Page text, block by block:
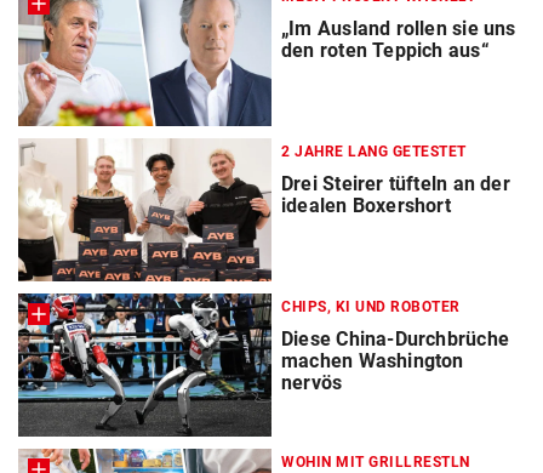
„Im Ausland rollen sie uns
den roten Teppich aus“
2 JAHRE LANG GETESTET
Drei Steirer tüfteln an der
idealen Boxershort
CHIPS, KI UND ROBOTER
Diese China-Durchbrüche
machen Washington
nervös
WOHIN MIT GRILLRESTLN